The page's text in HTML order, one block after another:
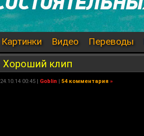
Картинки Видео Переводы
Хороший клип
24.10.14 00:45 | Goblin | 54 комментария »